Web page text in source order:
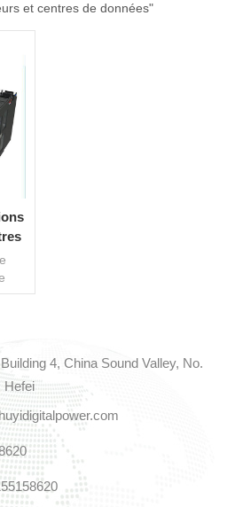
et centres de données"
de
4, China Sound Valley, No.
Hefei